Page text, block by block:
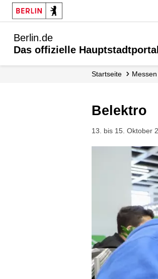
Berlin.de
Das offizielle Hauptstadtportal
Startseite Messen
Belektro
13. bis 15. Oktober